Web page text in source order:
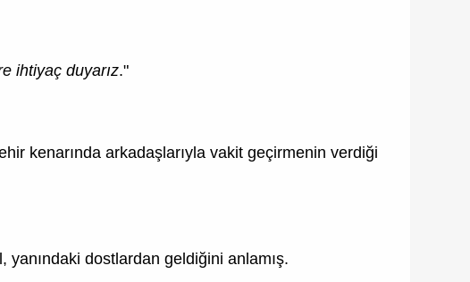
ihtiyaç duyarız."
kenarında arkadaşlarıyla vakit geçirmenin verdiği
dostlardan geldiğini anlamış.